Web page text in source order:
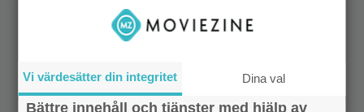
Vi värdesätter din integritet Dina val
Bättre innehåll och tjänster med hjälp av